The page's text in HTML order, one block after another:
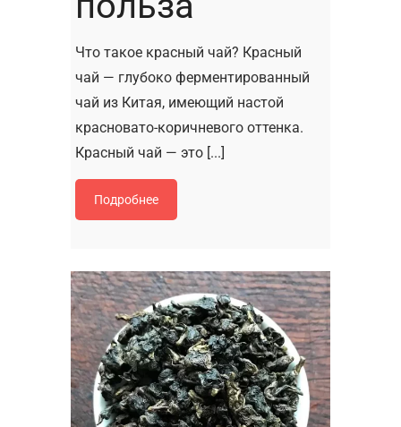
Что такое красный чай? Красный
чай — глубоко ферментированный
чай из Китая, имеющий настой
красновато-коричневого оттенка.
Красный чай — это [...]
Подробнее